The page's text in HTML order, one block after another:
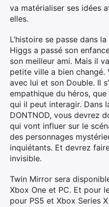
va matérialiser ses idées
elles.
L’histoire se passe dans
Higgs a passé son
son meilleur ami. Mais il
petite ville a bien changé.
avec lui et son Double. Il
empathique du héros,
qui il peut interagir. Dans
DONTNOD, vous devrez
qui vont influer sur le
des personnages
inquiétants. Et devrez
invisible.
Twin Mirror sera
Xbox One et PC. Et pour
pour PS5 et Xbox Series